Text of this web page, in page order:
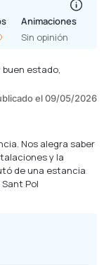
Animaciones
Sin opinión
buen estado,
el 09/05/2026
Nos alegra saber
y la
de una estancia
Pol